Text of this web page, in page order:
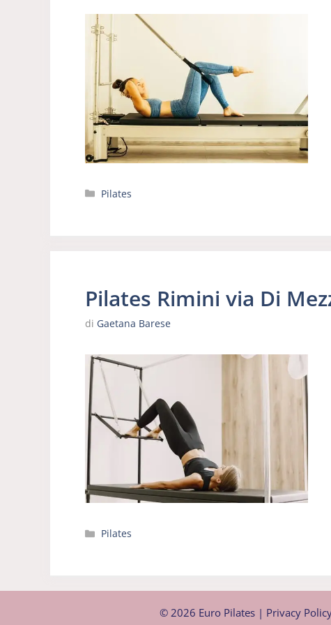
Categorie
Pilates
Pilates Rimini via Di
di Gaetana Barese
Categorie
Pilates
© 2026 Euro Pilates | Privacy